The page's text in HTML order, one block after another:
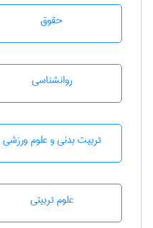
حقوق
روانشناسی
تربيت بدنی و علوم ورزشی
علوم تربيتی